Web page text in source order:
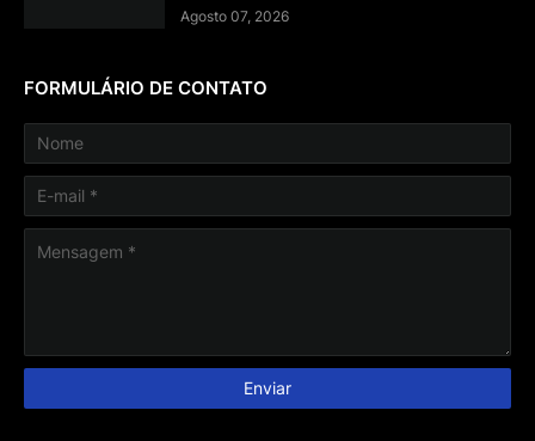
Agosto 07, 2026
FORMULÁRIO DE CONTATO